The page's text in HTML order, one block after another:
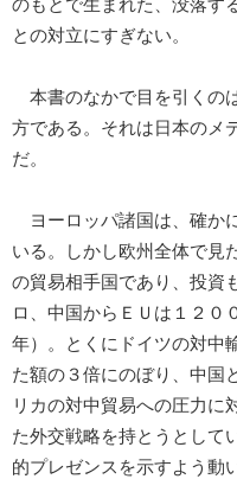
のもとで生まれた、没落す
との対立にすぎない。
本書のなかで目を引くの
方である。それは日本のメ
だ。
ヨーロッパ諸国は、確か
いる。しかし欧州全体で見
の貿易相手国であり、投資
ロ、中国からＥＵは１２０
年）。とくにドイツの対中
た額の３倍にのぼり、中国
リカの対中貿易への圧力に
た外交戦略を持とうとして
的プレゼンスを示すよう動